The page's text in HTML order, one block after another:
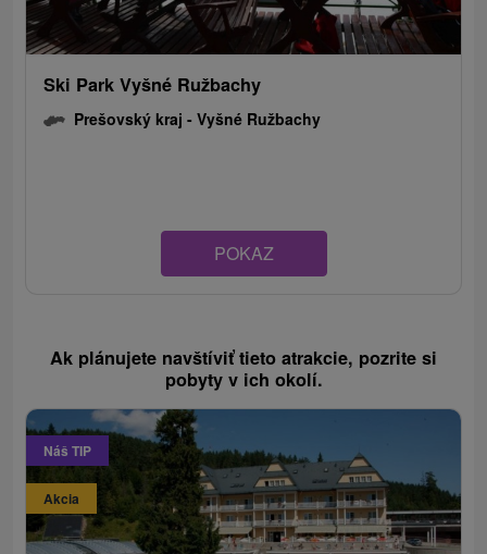
Ski Park Vyšné Ružbachy
Prešovský kraj -Vyšné Ružbachy
POKAZ
Ak plánujete navštíviť tieto atrakcie, pozrite si
pobyty v ich okolí.
Náš TIP
Akcia